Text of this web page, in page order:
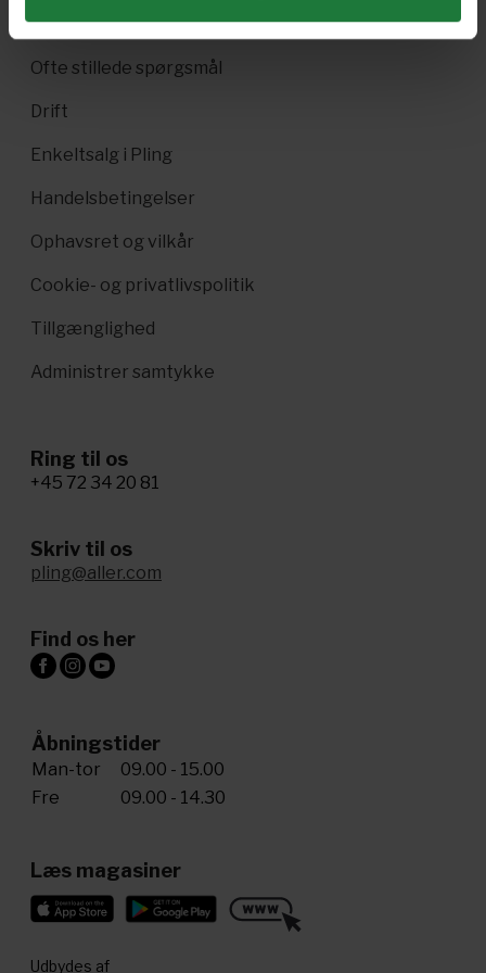
Danske magasiner
Ofte stillede spørgsmål
Drift
Enkeltsalg i Pling
Handelsbetingelser
Ophavsret og vilkår
Cookie- og privatlivspolitik
Tillgænglighed
Administrer samtykke
Ring til os
+45 72 34 20 81
Skriv til os
pling@aller.com
Find os her
Åbningstider
Man-tor
09.00 - 15.00
Fre
09.00 - 14.30
Læs magasiner
Udbydes af